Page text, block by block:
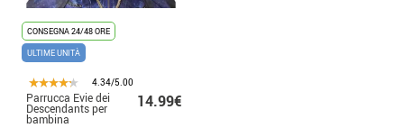
CONSEGNA 24/48 ORE
ULTIME UNITÀ
4.34/5.00
Parrucca Evie dei
Descendants per
bambina
14.99€